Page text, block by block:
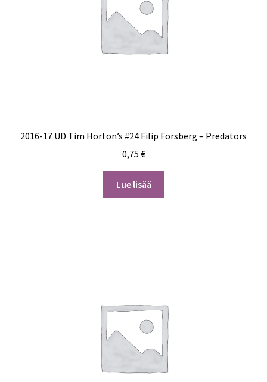
2016-17 UD Tim Horton’s #24 Filip Forsberg – Predators
0,75 €
Lue lisää